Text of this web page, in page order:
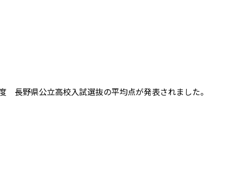
長野県公立高校入試選抜の平均点が発表されました。